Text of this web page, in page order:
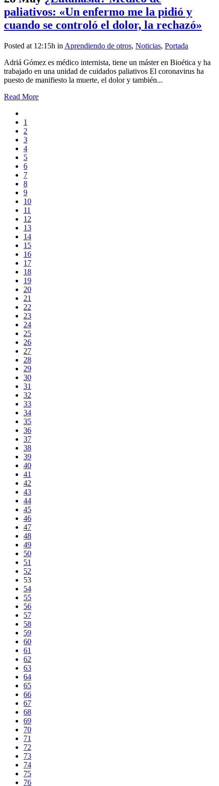
paliativos: «Un enfermo me la pidió y
cuando se controló el dolor, la rechazó»
Posted at 12:15h in Aprendiendo de otros, Noticias, Portada
Adriá Gómez es médico internista, tiene un máster en Bioética y ha
trabajado en una unidad de cuidados paliativos El coronavirus ha
puesto de manifiesto la muerte, el dolor y también...
Read More
1
2
3
4
5
6
7
8
9
10
11
12
13
14
15
16
17
18
19
20
21
22
23
24
25
26
27
28
29
30
31
32
33
34
35
36
37
38
39
40
41
42
43
44
45
46
47
48
49
50
51
52
53
54
55
56
57
58
59
60
61
62
63
64
65
66
67
68
69
70
71
72
73
74
75
76